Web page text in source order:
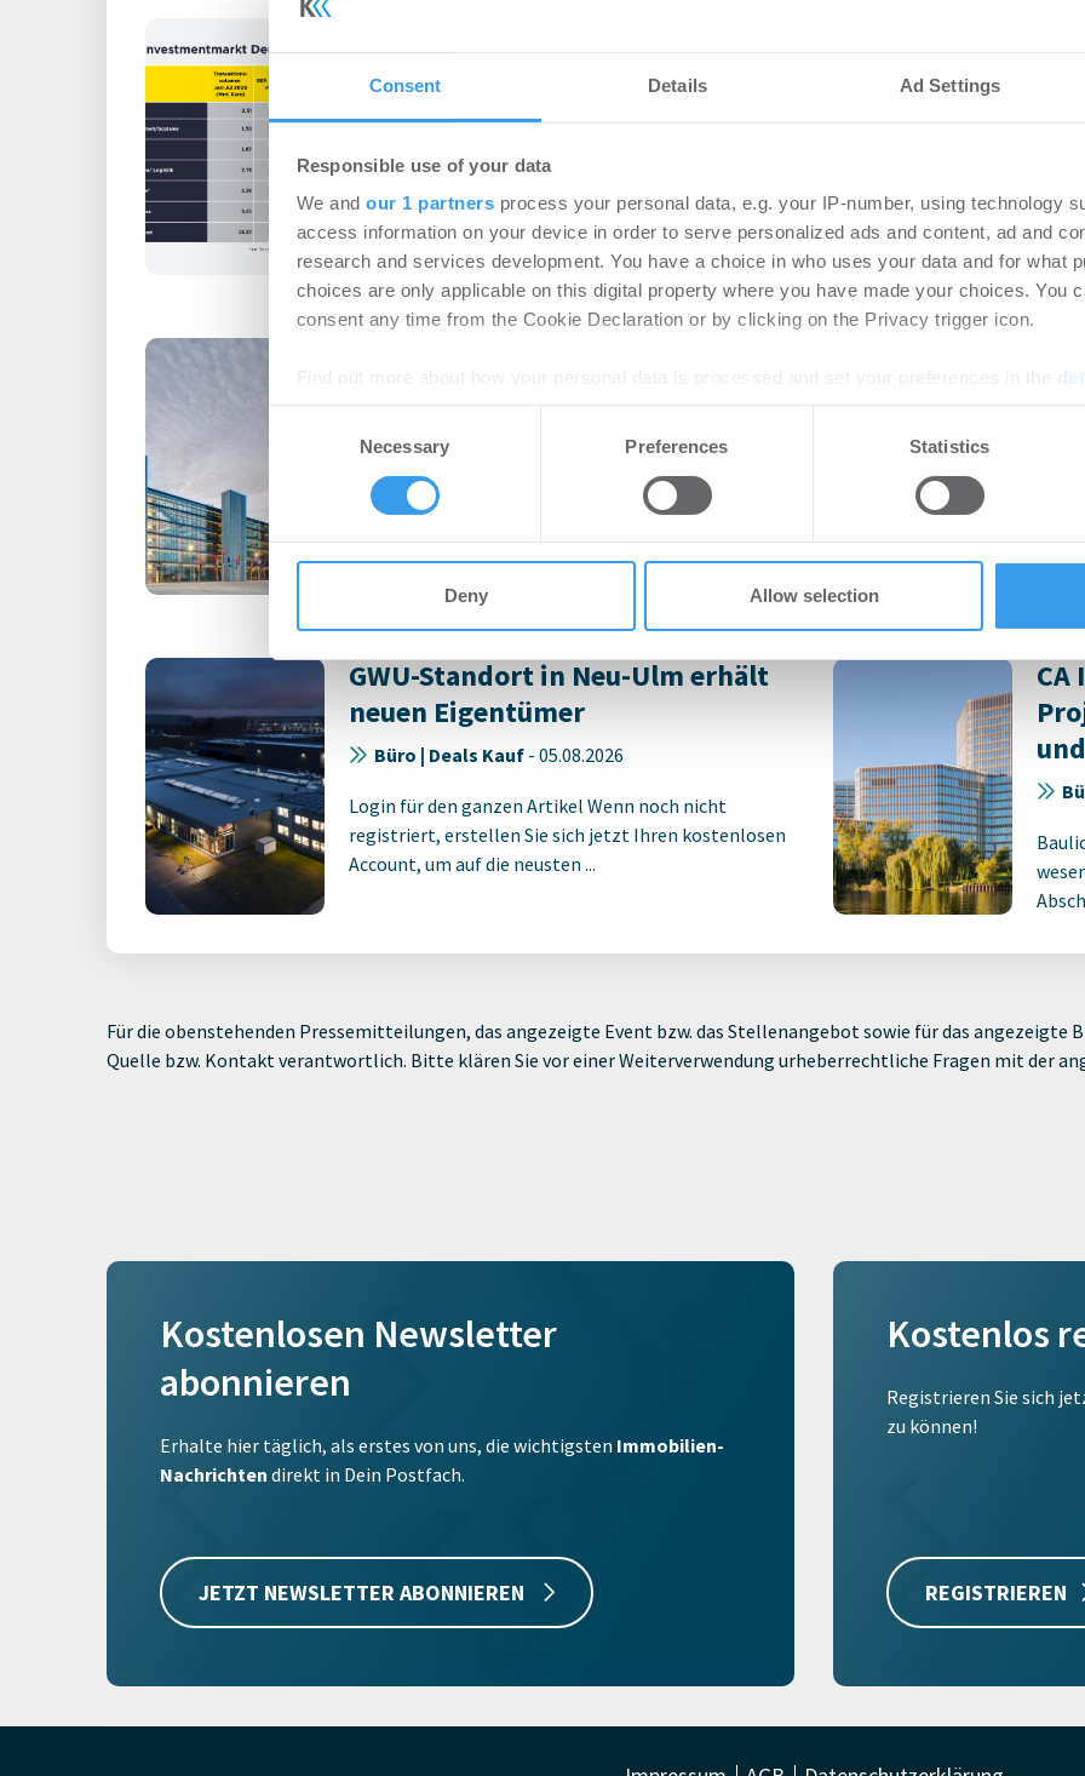
Consent Details Ad Settings
Responsible use of your data
We and our 1 partners process your personal data, e.g. your IP-number, using technology
access information on your device in order to serve personalized ads and content, ad and
research and services development. You have a choice in who uses your data and for what
choices are only applicable on this digital property where you have made your choices. You
consent any time from the Cookie Declaration or by clicking on the Privacy trigger icon.
We use cookies to personalise content and ads, to provide social media features and to
other information that you’ve provided to them or that they’ve collected from your use of their
Necessary Preferences Statistics
Deny Allow selection
Deutschland – August 2026
Büro | Märkte-06.08.2026
Login für den ganzen Artikel Wenn noch nicht
registriert, erstellen Sie sich jetzt Ihren kostenlosen
Account, um auf die neusten ...
Büro | Deals Miete
Union Investment schließt Mietverträge über 3.500
den
GWU-Standort in Neu-Ulm erhält
neuen Eigentümer
Büro | Deals Kauf - 05.08.2026
Login für den ganzen Artikel Wenn noch nicht
registriert, erstellen Sie sich jetzt Ihren kostenlosen
Account, um auf die neusten ...
Für die obenstehenden Pressemitteilungen, das angezeigte Event bzw. das Stellenangebot sowie für das angezeigte
Quelle bzw. Kontakt verantwortlich. Bitte klären Sie vor einer Weiterverwendung urheberrechtliche Fragen mit der
Kostenlosen Newsletter
abonnieren
Erhalte hier täglich, als erstes von uns, die wichtigsten Immobilien-
Nachrichten direkt in Dein Postfach.
JETZT NEWSLETTER ABONNIEREN
Kostenlos
Registrieren Sie sich
zu können!
REGISTRIEREN